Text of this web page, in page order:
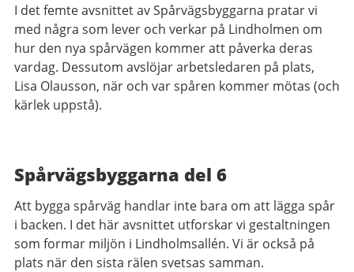
I det femte avsnittet av Spårvägsbyggarna pratar vi
med några som lever och verkar på Lindholmen om
hur den nya spårvägen kommer att påverka deras
vardag. Dessutom avslöjar arbetsledaren på plats,
Lisa Olausson, när och var spåren kommer mötas (och
kärlek uppstå).
Spårvägsbyggarna del 6
Att bygga spårväg handlar inte bara om att lägga spår
i backen. I det här avsnittet utforskar vi gestaltningen
som formar miljön i Lindholmsallén. Vi är också på
plats när den sista rälen svetsas samman.